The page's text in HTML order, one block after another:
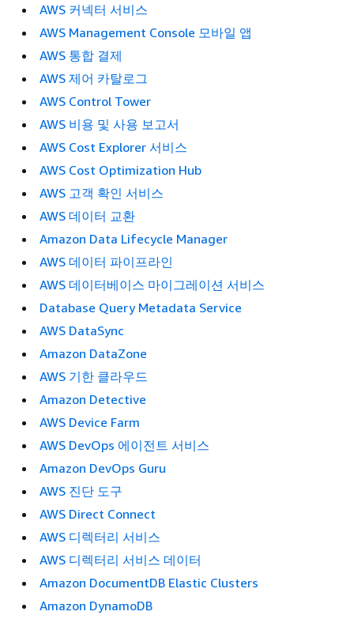
AWS 커넥터 서비스
AWS Management Console 모바일 앱
AWS 통합 결제
AWS 제어 카탈로그
AWS Control Tower
AWS 비용 및 사용 보고서
AWS Cost Explorer 서비스
AWS Cost Optimization Hub
AWS 고객 확인 서비스
AWS 데이터 교환
Amazon Data Lifecycle Manager
AWS 데이터 파이프라인
AWS 데이터베이스 마이그레이션 서비스
Database Query Metadata Service
AWS DataSync
Amazon DataZone
AWS 기한 클라우드
Amazon Detective
AWS Device Farm
AWS DevOps 에이전트 서비스
Amazon DevOps Guru
AWS 진단 도구
AWS Direct Connect
AWS 디렉터리 서비스
AWS 디렉터리 서비스 데이터
Amazon DocumentDB Elastic Clusters
Amazon DynamoDB